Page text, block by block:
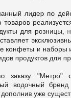
лидер по
товаров
для розницы,
конфеты и наборы
продуктов для
заказу "Метро"
водочный
уже